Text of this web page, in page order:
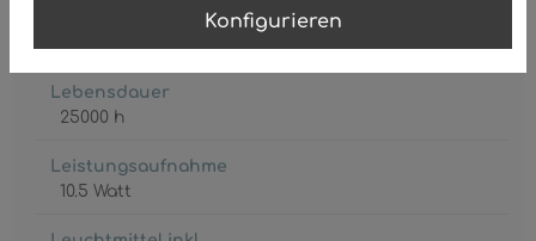
Konfigurieren
Lebensdauer
25000 h
Leistungsaufnahme
10.5 Watt